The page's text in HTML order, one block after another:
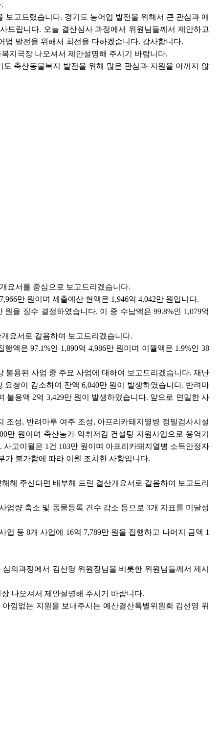
고드렸습니다. 경기도 농어업 발전을 위해서 큰 관심과 애
드립니다. 오늘 결산심사 과정에서 위원님들께서 제안하고
발전을 위해서 최선을 다하겠습니다. 감사합니다.
지국장 나오셔서 제안설명해 주시기 바랍니다.
축산동물복지 발전을 위해 많은 관심과 지원을 아끼지 않
요서를 중심으로 보고드리겠습니다.
만 원이며 세출예산 현액은 1,946억 4,042만 원입니다.
을 징수 결정하였습니다. 이 중 수납액은 99.8%인 1,079억
요서로 갈음하여 보고드리겠습니다.
액은 97.1%인 1,890억 4,986만 원이며 이월액은 1.9%인 38
불용된 사업 중 주요 사업에 대하여 보고드리겠습니다. 재난
청이 감소하여 잔액 6,040만 원이 발생하였습니다. 반려마
용액 2억 3,429만 원이 발생하였습니다. 앞으로 면밀한 사
조성, 반려마루 여주 조성, 아프리카돼지열병 정밀검사시설
만 원이며 축산농가 악취저감 컨설팅 지원사업으로 용역기
고이월은 1건 103만 원이며 아프리카돼지열병 소득안정자
가 불가함에 따라 이월 조치한 사항입니다.
해 주신다면 배부해 드린 결산개요서로 갈음하여 보고드리
업량 축소 및 동물등록 건수 감소 등으로 3개 지표를 미달성
등 8개 사업에 16억 7,789만 원을 집행하고 나머지 금액 1
의과정에서 김선영 위원장님을 비롯한 위원님들께서 제시
나오셔서 제안설명해 주시기 바랍니다.
낌없는 지원을 보내주시는 예산결산특별위원회 김선영 위